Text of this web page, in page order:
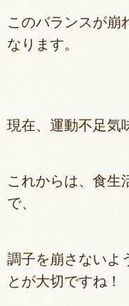
このバランスが崩
なります。
現在、運動不足気
これからは、食生
で、
調子を崩さないよ
とが大切ですね！